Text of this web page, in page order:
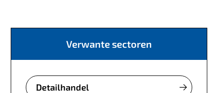
Verwante sectoren
Detailhandel